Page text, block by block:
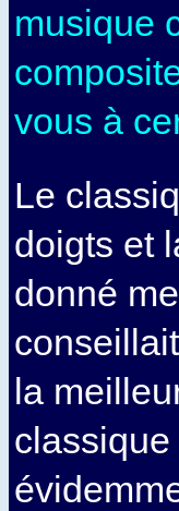
musique
vous à
Le
doigts et
donné
la